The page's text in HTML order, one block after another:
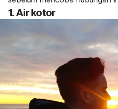
1. Air kotor